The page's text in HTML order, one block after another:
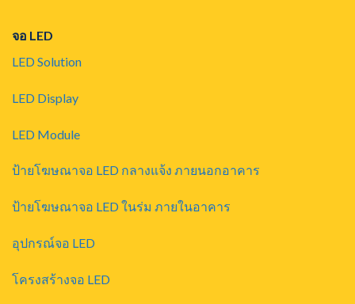
จอ LED
LED Solution
LED Display
LED Module
ป้ายโฆษณาจอ LED กลางแจ้ง ภายนอกอาคาร
ป้ายโฆษณาจอ LED ในร่ม ภายในอาคาร
อุปกรณ์จอ LED
โครงสร้างจอ LED